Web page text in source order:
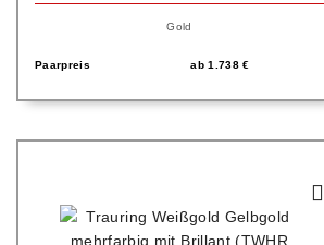
Gold
Paarpreis ab1.738€